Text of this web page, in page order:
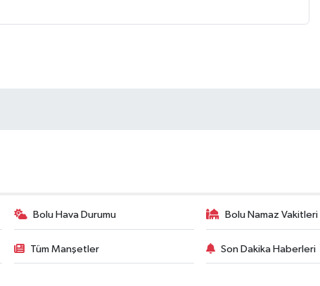
Bolu Hava Durumu Bolu Namaz Vakitleri
Tüm Manşetler Son Dakika Haberleri